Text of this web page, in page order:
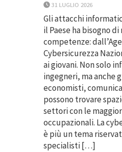
31 LUGLIO 2026
Gli attacchi
il Paese ha bisogno
competenze:
Cybersicurezza
ai giovani. Non solo
ingegneri, ma anche
economisti,
possono trovare
settori con le
occupazionali. La
è più un tema
specialisti […]